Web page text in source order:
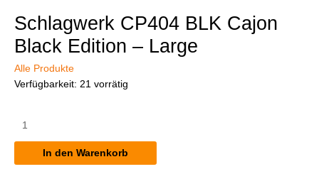
Schlagwerk CP404 BLK Cajon
Black Edition – Large
Alle Produkte
Verfügbarkeit: 21 vorrätig
CP404
Cajon
In den Warenkorb